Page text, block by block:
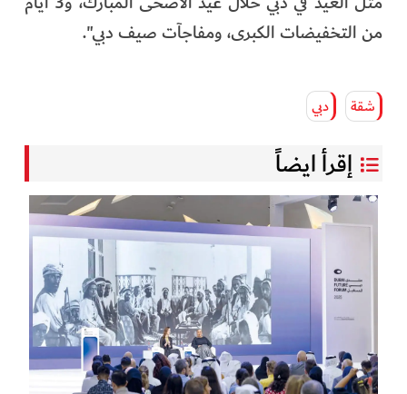
من التخفيضات الكبرى، ومفاجآت صيف دبي".
شقة دبي
إقرأ ايضاً